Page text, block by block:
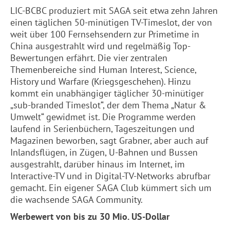
LIC-BCBC produziert mit SAGA seit etwa zehn Jahren
einen täglichen 50-minütigen TV-Timeslot, der von
weit über 100 Fernsehsendern zur Primetime in
China ausgestrahlt wird und regelmäßig Top-
Bewertungen erfährt. Die vier zentralen
Themenbereiche sind Human Interest, Science,
History und Warfare (Kriegsgeschehen). Hinzu
kommt ein unabhängiger täglicher 30-minütiger
„sub-branded Timeslot“, der dem Thema „Natur &
Umwelt“ gewidmet ist. Die Programme werden
laufend in Serienbüchern, Tageszeitungen und
Magazinen beworben, sagt Grabner, aber auch auf
Inlandsflügen, in Zügen, U-Bahnen und Bussen
ausgestrahlt, darüber hinaus im Internet, im
Interactive-TV und in Digital-TV-Networks abrufbar
gemacht. Ein eigener SAGA Club kümmert sich um
die wachsende SAGA Community.
Werbewert von bis zu 30 Mio. US-Dollar